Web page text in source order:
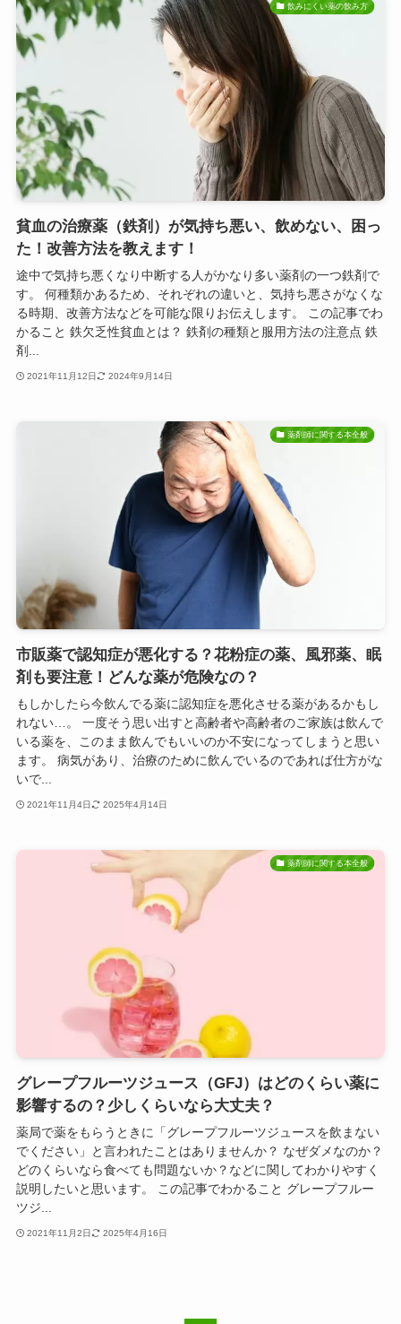
飲みにくい薬の飲み方
貧血の治療薬（鉄剤）が気持ち悪い、飲めない、困っ
た！改善方法を教えます！
途中で気持ち悪くなり中断する人がかなり多い薬剤の一つ鉄剤で
す。 何種類かあるため、それぞれの違いと、気持ち悪さがなくな
る時期、改善方法などを可能な限りお伝えします。 この記事でわ
かること 鉄欠乏性貧血とは？ 鉄剤の種類と服用方法の注意点 鉄
剤...
2021年11月12日 2024年9月14日
薬剤師に関する本全般
市販薬で認知症が悪化する？花粉症の薬、風邪薬、眠
剤も要注意！どんな薬が危険なの？
もしかしたら今飲んでる薬に認知症を悪化させる薬があるかもし
れない…。 一度そう思い出すと高齢者や高齢者のご家族は飲んで
いる薬を、このまま飲んでもいいのか不安になってしまうと思い
ます。 病気があり、治療のために飲んでいるのであれば仕方がな
いで...
2021年11月4日 2025年4月14日
薬剤師に関する本全般
グレープフルーツジュース（GFJ）はどのくらい薬に
影響するの？少しくらいなら大丈夫？
薬局で薬をもらうときに「グレープフルーツジュースを飲まない
でください」と言われたことはありませんか？ なぜダメなのか？
どのくらいなら食べても問題ないか？などに関してわかりやすく
説明したいと思います。 この記事でわかること グレープフルー
ツジ...
2021年11月2日 2025年4月16日